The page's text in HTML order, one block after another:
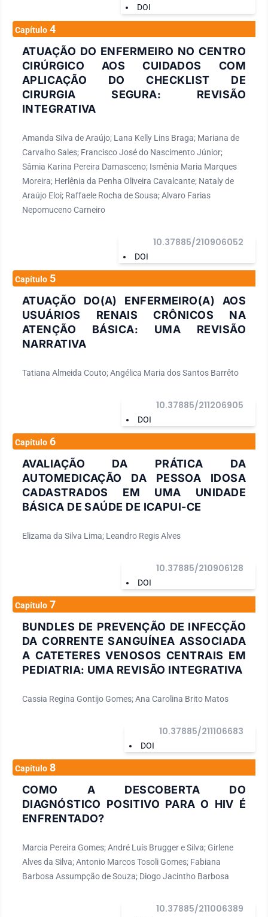
DOI
Capítulo 4
ATUAÇÃO DO ENFERMEIRO NO CENTRO
CIRÚRGICO AOS CUIDADOS COM
APLICAÇÃO DO CHECKLIST DE
CIRURGIA SEGURA: REVISÃO
INTEGRATIVA
Amanda Silva de Araújo; Lana Kelly Lins Braga; Mariana de
Carvalho Sales; Francisco José do Nascimento Júnior;
Sâmia Karina Pereira Damasceno; Ismênia Maria Marques
Moreira; Herlênia da Penha Oliveira Cavalcante; Nataly de
Araújo Eloi; Raffaele Rocha de Sousa; Alvaro Farias
Nepomuceno Carneiro
DOI
10.37885/210906052
Capítulo 5
ATUAÇÃO DO(A) ENFERMEIRO(A) AOS
USUÁRIOS RENAIS CRÔNICOS NA
ATENÇÃO BÁSICA: UMA REVISÃO
NARRATIVA
Tatiana Almeida Couto; Angélica Maria dos Santos Barrêto
DOI
10.37885/211206905
Capítulo 6
AVALIAÇÃO DA PRÁTICA DA
AUTOMEDICAÇÃO DA PESSOA IDOSA
CADASTRADOS EM UMA UNIDADE
BÁSICA DE SAÚDE DE ICAPUI-CE
Elizama da Silva Lima; Leandro Regis Alves
DOI
10.37885/210906128
Capítulo 7
BUNDLES DE PREVENÇÃO DE INFECÇÃO
DA CORRENTE SANGUÍNEA ASSOCIADA
A CATETERES VENOSOS CENTRAIS EM
PEDIATRIA: UMA REVISÃO INTEGRATIVA
Cassia Regina Gontijo Gomes; Ana Carolina Brito Matos
DOI
10.37885/211106683
Capítulo 8
COMO A DESCOBERTA DO
DIAGNÓSTICO POSITIVO PARA O HIV É
ENFRENTADO?
Marcia Pereira Gomes; André Luís Brugger e Silva; Girlene
Alves da Silva; Antonio Marcos Tosoli Gomes; Fabiana
Barbosa Assumpção de Souza; Diogo Jacintho Barbosa
10.37885/211006389